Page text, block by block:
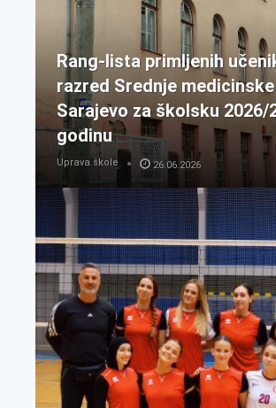
Rang-lista primljenih
razred Srednje
Sarajevo za školsku 2026/
godinu
Uprava škole 26.06.2026